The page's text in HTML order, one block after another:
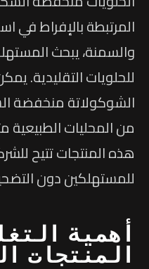
المرتبطة بالإفراط في
والسمنة، يبحث
للحلويات التقليدية.
الشوكولاتة منخفضة
من المحليات
هذه المنتجات تتيح
للمستهلكين دون
أهمية
المنتجات